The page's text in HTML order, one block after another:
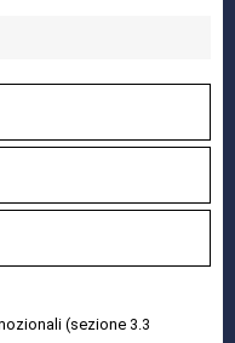
(sezione 3.3